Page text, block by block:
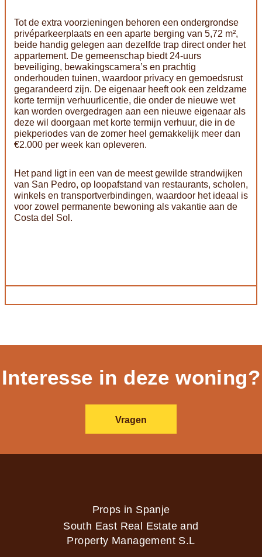
Tot de extra voorzieningen behoren een ondergrondse
privéparkeerplaats en een aparte berging van 5,72 m²,
beide handig gelegen aan dezelfde trap direct onder het
appartement. De gemeenschap biedt 24-uurs
beveiliging, bewakingscamera’s en prachtig
onderhouden tuinen, waardoor privacy en gemoedsrust
gegarandeerd zijn. De eigenaar heeft ook een zeldzame
korte termijn verhuurlicentie, die onder de nieuwe wet
kan worden overgedragen aan een nieuwe eigenaar als
deze wil doorgaan met korte termijn verhuur, die in de
piekperiodes van de zomer heel gemakkelijk meer dan
€2.000 per week kan opleveren.
Het pand ligt in een van de meest gewilde strandwijken
van San Pedro, op loopafstand van restaurants, scholen,
winkels en transportverbindingen, waardoor het ideaal is
voor zowel permanente bewoning als vakantie aan de
Costa del Sol.
Interesse in deze woning?
Vragen
Props in Spanje
South East Real Estate and
Property Management S.L